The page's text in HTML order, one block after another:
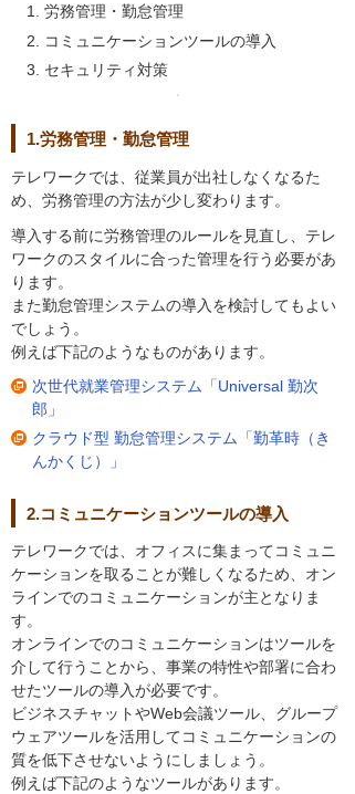
労務管理・勤怠管理
コミュニケーションツールの導入
セキュリティ対策
1.労務管理・勤怠管理
テレワークでは、従業員が出社しなくなるた
め、労務管理の方法が少し変わります。
導入する前に労務管理のルールを見直し、テレ
ワークのスタイルに合った管理を行う必要があ
ります。
また勤怠管理システムの導入を検討してもよい
でしょう。
例えば下記のようなものがあります。
次世代就業管理システム「Universal 勤次
郎」
クラウド型 勤怠管理システム「勤革時（き
んかくじ）」
2.コミュニケーションツールの導入
テレワークでは、オフィスに集まってコミュニ
ケーションを取ることが難しくなるため、オン
ラインでのコミュニケーションが主となりま
す。
オンラインでのコミュニケーションはツールを
介して行うことから、事業の特性や部署に合わ
せたツールの導入が必要です。
ビジネスチャットやWeb会議ツール、グループ
ウェアツールを活用してコミュニケーションの
質を低下させないようにしましょう。
例えば下記のようなツールがあります。